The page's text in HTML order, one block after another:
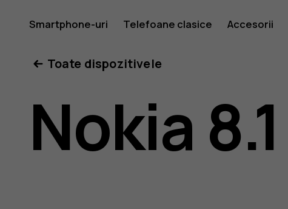
Ghid
de
utilizare
Smartphone-uri Telefoane clasice Accesorii
Toate dispozitivele
Nokia 8.1